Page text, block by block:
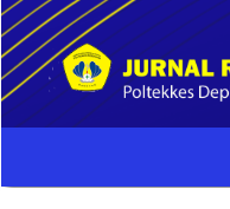
Quick
jump
to
page
content
Main